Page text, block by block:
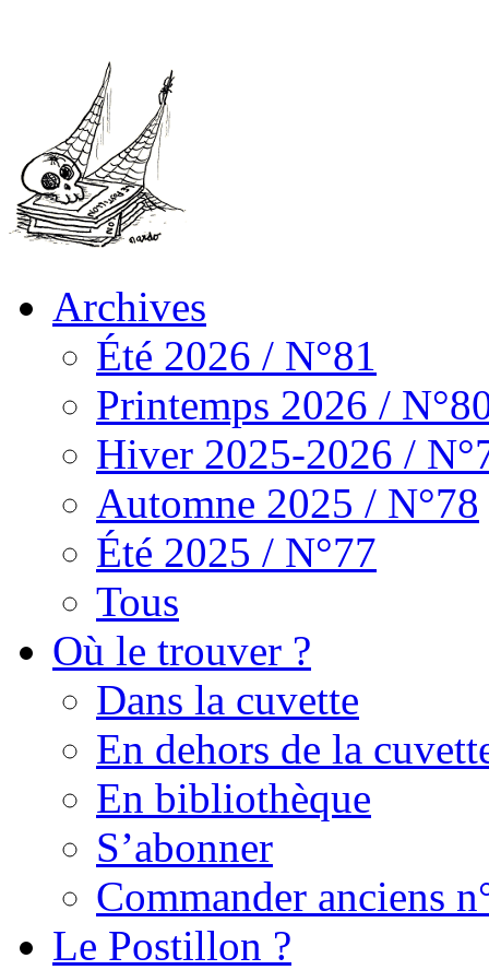
Archives
Été 2026 / N°81
Printemps 2026 /
Hiver 2025-2026 /
Automne 2025 / N°78
Été 2025 / N°77
Tous
Où le trouver ?
Dans la cuvette
En dehors de la
En bibliothèque
S’abonner
Commander anciens
Le Postillon ?